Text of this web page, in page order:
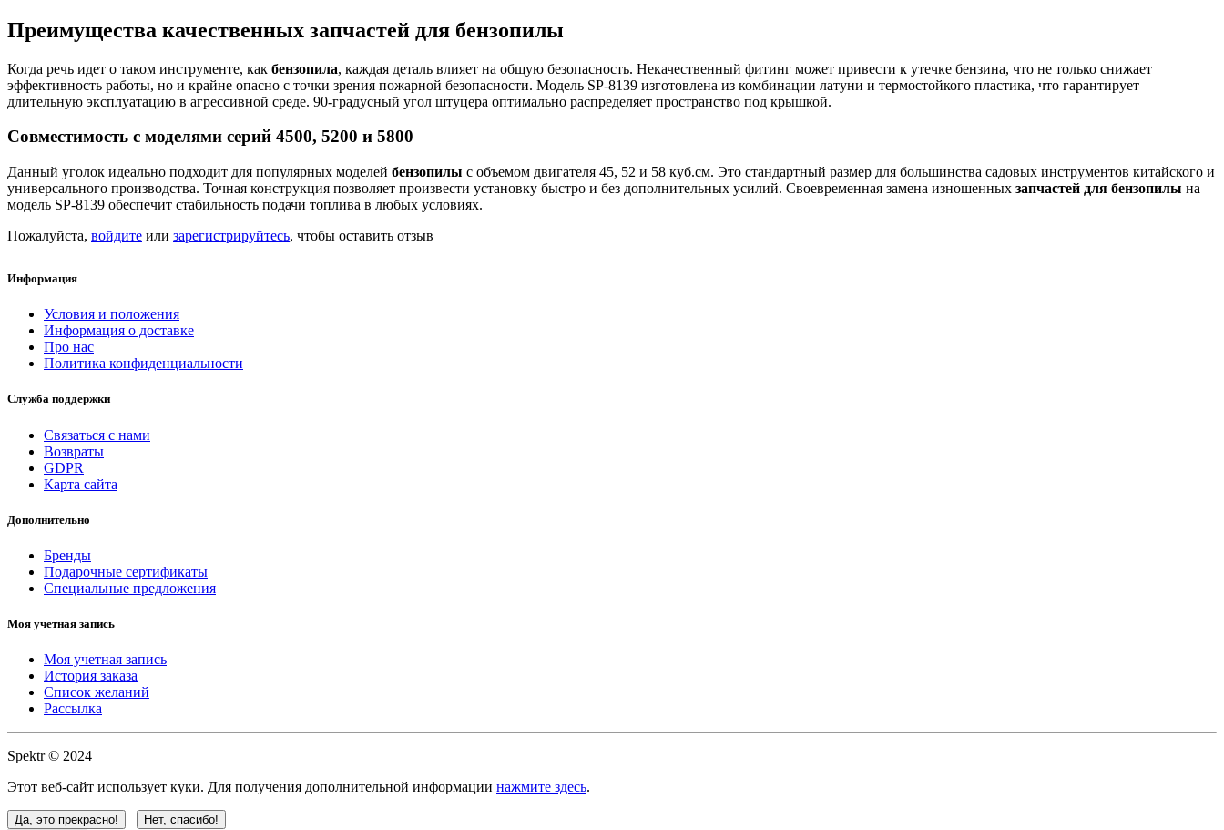
Преимущества качественных запчастей для бензопилы
Когда речь идет о таком инструменте, как бензопила, каждая деталь влияет на общую безопасность. Некачественный фитинг может привести к утечке бензина, что не только снижает
эффективность работы, но и крайне опасно с точки зрения пожарной безопасности. Модель SP-8139 изготовлена из комбинации латуни и термостойкого пластика, что гарантирует
длительную эксплуатацию в агрессивной среде. 90-градусный угол штуцера оптимально распределяет пространство под крышкой.
Совместимость с моделями серий 4500, 5200 и 5800
Данный уголок идеально подходит для популярных моделей бензопилы с объемом двигателя 45, 52 и 58 куб.см. Это стандартный размер для большинства садовых инструментов китайского и
универсального производства. Точная конструкция позволяет произвести установку быстро и без дополнительных усилий. Своевременная замена изношенных запчастей для бензопилы на
модель SP-8139 обеспечит стабильность подачи топлива в любых условиях.
Пожалуйста, войдите или зарегистрируйтесь, чтобы оставить отзыв
Информация
Условия и положения
Информация о доставке
Про нас
Политика конфиденциальности
Служба поддержки
Связаться с нами
Возвраты
GDPR
Карта сайта
Дополнительно
Бренды
Подарочные сертификаты
Специальные предложения
Моя учетная запись
Моя учетная запись
История заказа
Список желаний
Рассылка
Spektr © 2024
Этот веб-сайт использует куки. Для получения дополнительной информации нажмите здесь.
Да, это прекрасно! Нет, спасибо!